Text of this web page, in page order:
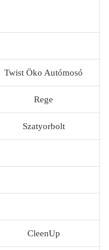
Twist Öko Autómosó
Rege
Szatyorbolt
CleenUp